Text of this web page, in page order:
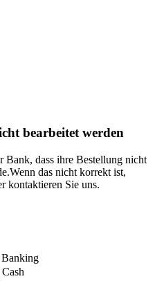
bearbeitet werden
dass ihre Bestellung nicht
das nicht korrekt ist,
kontaktieren Sie uns.